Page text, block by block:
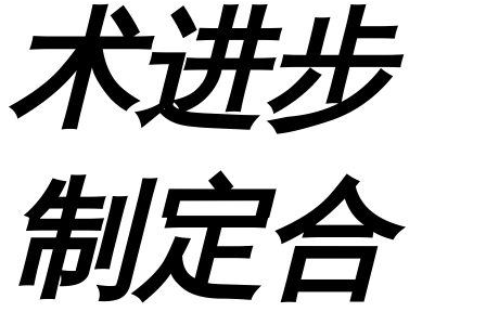
术进步
制定合